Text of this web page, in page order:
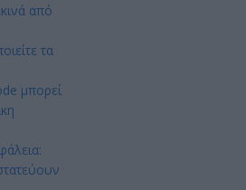
από
τα
μπορεί